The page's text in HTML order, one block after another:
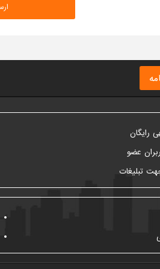
رایگان
عضو
تبلیغات